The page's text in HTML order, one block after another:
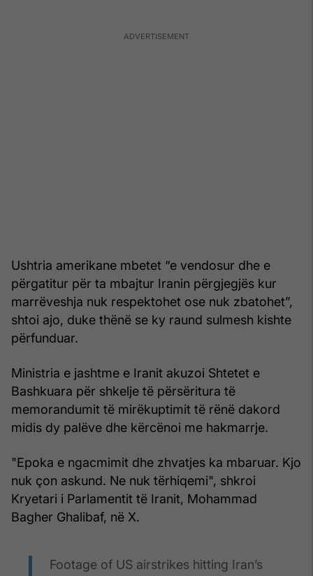
Ushtria amerikane mbetet “e vendosur dhe e
përgatitur për ta mbajtur Iranin përgjegjës kur
marrëveshja nuk respektohet ose nuk zbatohet”,
shtoi ajo, duke thënë se ky raund sulmesh kishte
përfunduar.
Ministria e jashtme e Iranit akuzoi Shtetet e
Bashkuara për shkelje të përsëritura të
memorandumit të mirëkuptimit të rënë dakord
midis dy palëve dhe kërcënoi me hakmarrje.
"Epoka e ngacmimit dhe zhvatjes ka mbaruar. Kjo
nuk çon askund. Ne nuk tërhiqemi", shkroi
Kryetari i Parlamentit të Iranit, Mohammad
Bagher Ghalibaf, në X.
Footage of US airstrikes hitting Iran’s